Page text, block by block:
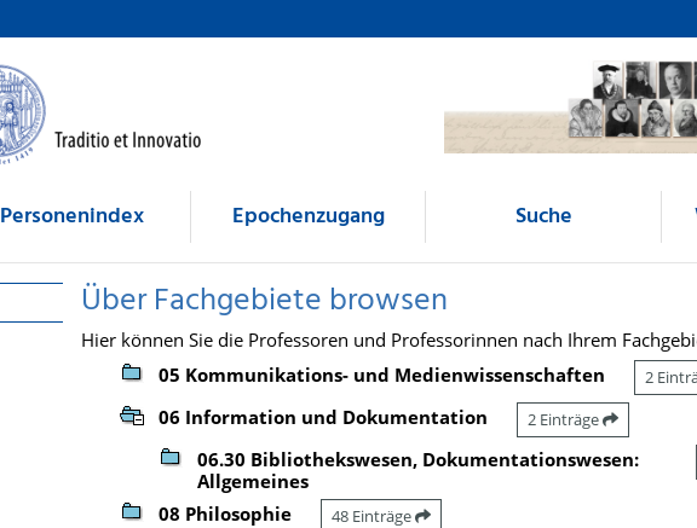
Personenindex Epochenzugang Suche
Über Fachgebiete browsen
Hier können Sie die Professoren und Professorinnen nach Ihrem
05 Kommunikations- und Medienwissenschaften
2
06 Information und Dokumentation 2 Einträge
06.30 Bibliothekswesen, Dokumentationswesen:
Allgemeines
08 Philosophie 48 Einträge